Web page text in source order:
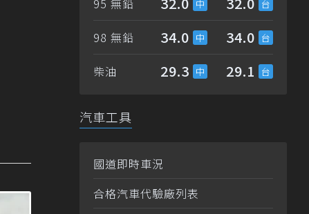
95 無鉛
98 無鉛 34.0 34.0
柴油 29.3 29.1
汽車工具
國道即時車況
合格汽車代驗廠列表